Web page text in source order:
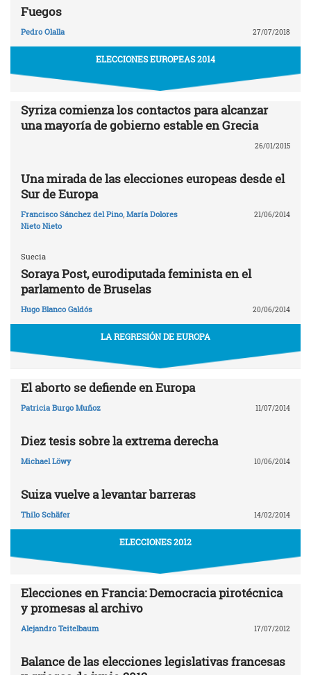
Fuegos
Pedro Olalla 27/07/2018
ELECCIONES EUROPEAS 2014
Syriza comienza los contactos para alcanzar
una mayoría de gobierno estable en Grecia
26/01/2015
Una mirada de las elecciones europeas desde el
Sur de Europa
Francisco Sánchez del Pino, María Dolores
Nieto Nieto
21/06/2014
Suecia
Soraya Post, eurodiputada feminista en el
parlamento de Bruselas
Hugo Blanco Galdós 20/06/2014
LA REGRESIÓN DE EUROPA
El aborto se defiende en Europa
Patricia Burgo Muñoz 11/07/2014
Diez tesis sobre la extrema derecha
Michael Löwy 10/06/2014
Suiza vuelve a levantar barreras
Thilo Schäfer 14/02/2014
ELECCIONES 2012
Elecciones en Francia: Democracia pirotécnica
y promesas al archivo
Alejandro Teitelbaum 17/07/2012
Balance de las elecciones legislativas francesas